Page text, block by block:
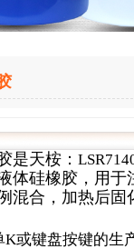
是天桉：
体硅橡胶，用于
混合，加热后固
K或键盘按键的生